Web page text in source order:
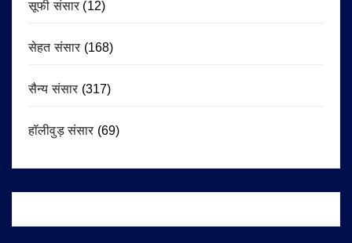
सूफी संसार (12)
सेहत संसार (168)
सैन्य संसार (317)
हॉलीवुड़ संसार (69)